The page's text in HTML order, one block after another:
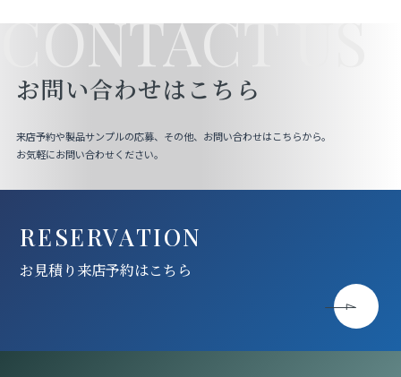
CONTACT US
お問い合わせはこちら
来店予約や製品サンプルの応募、その他、お問い合わせはこちらから。
お気軽にお問い合わせください。
RESERVATION
お見積り来店予約はこちら